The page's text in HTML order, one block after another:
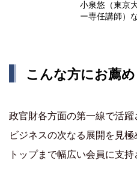
小泉悠（東京
ー専任講師）
こんな方にお薦め
政官財各方面の第一線で活躍
ビジネスの次なる展開を見
トップまで幅広い会員に支持